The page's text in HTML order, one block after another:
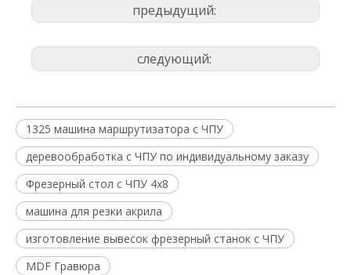
предыдущий:
следующий:
1325 машина маршрутизатора с ЧПУ
деревообработка с ЧПУ по индивидуальному заказу
Фрезерный стол с ЧПУ 4x8
машина для резки акрила
изготовление вывесок фрезерный станок с ЧПУ
MDF Гравюра